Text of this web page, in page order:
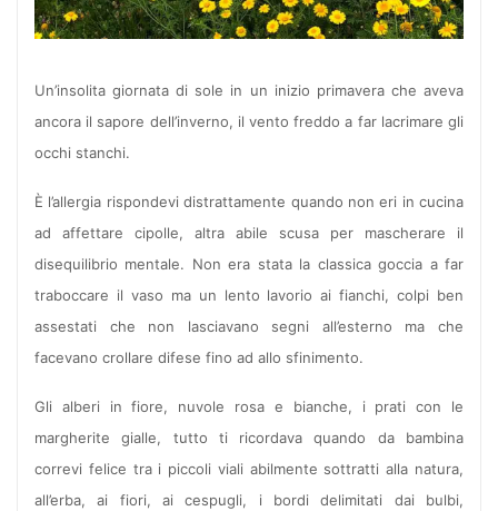
Un’insolita giornata di sole in un inizio primavera che aveva
ancora il sapore dell’inverno, il vento freddo a far lacrimare gli
occhi stanchi.
È l’allergia rispondevi distrattamente quando non eri in cucina
ad affettare cipolle, altra abile scusa per mascherare il
disequilibrio mentale. Non era stata la classica goccia a far
traboccare il vaso ma un lento lavorio ai fianchi, colpi ben
assestati che non lasciavano segni all’esterno ma che
facevano crollare difese fino ad allo sfinimento.
Gli alberi in fiore, nuvole rosa e bianche, i prati con le
margherite gialle, tutto ti ricordava quando da bambina
correvi felice tra i piccoli viali abilmente sottratti alla natura,
all’erba, ai fiori, ai cespugli, i bordi delimitati dai bulbi,